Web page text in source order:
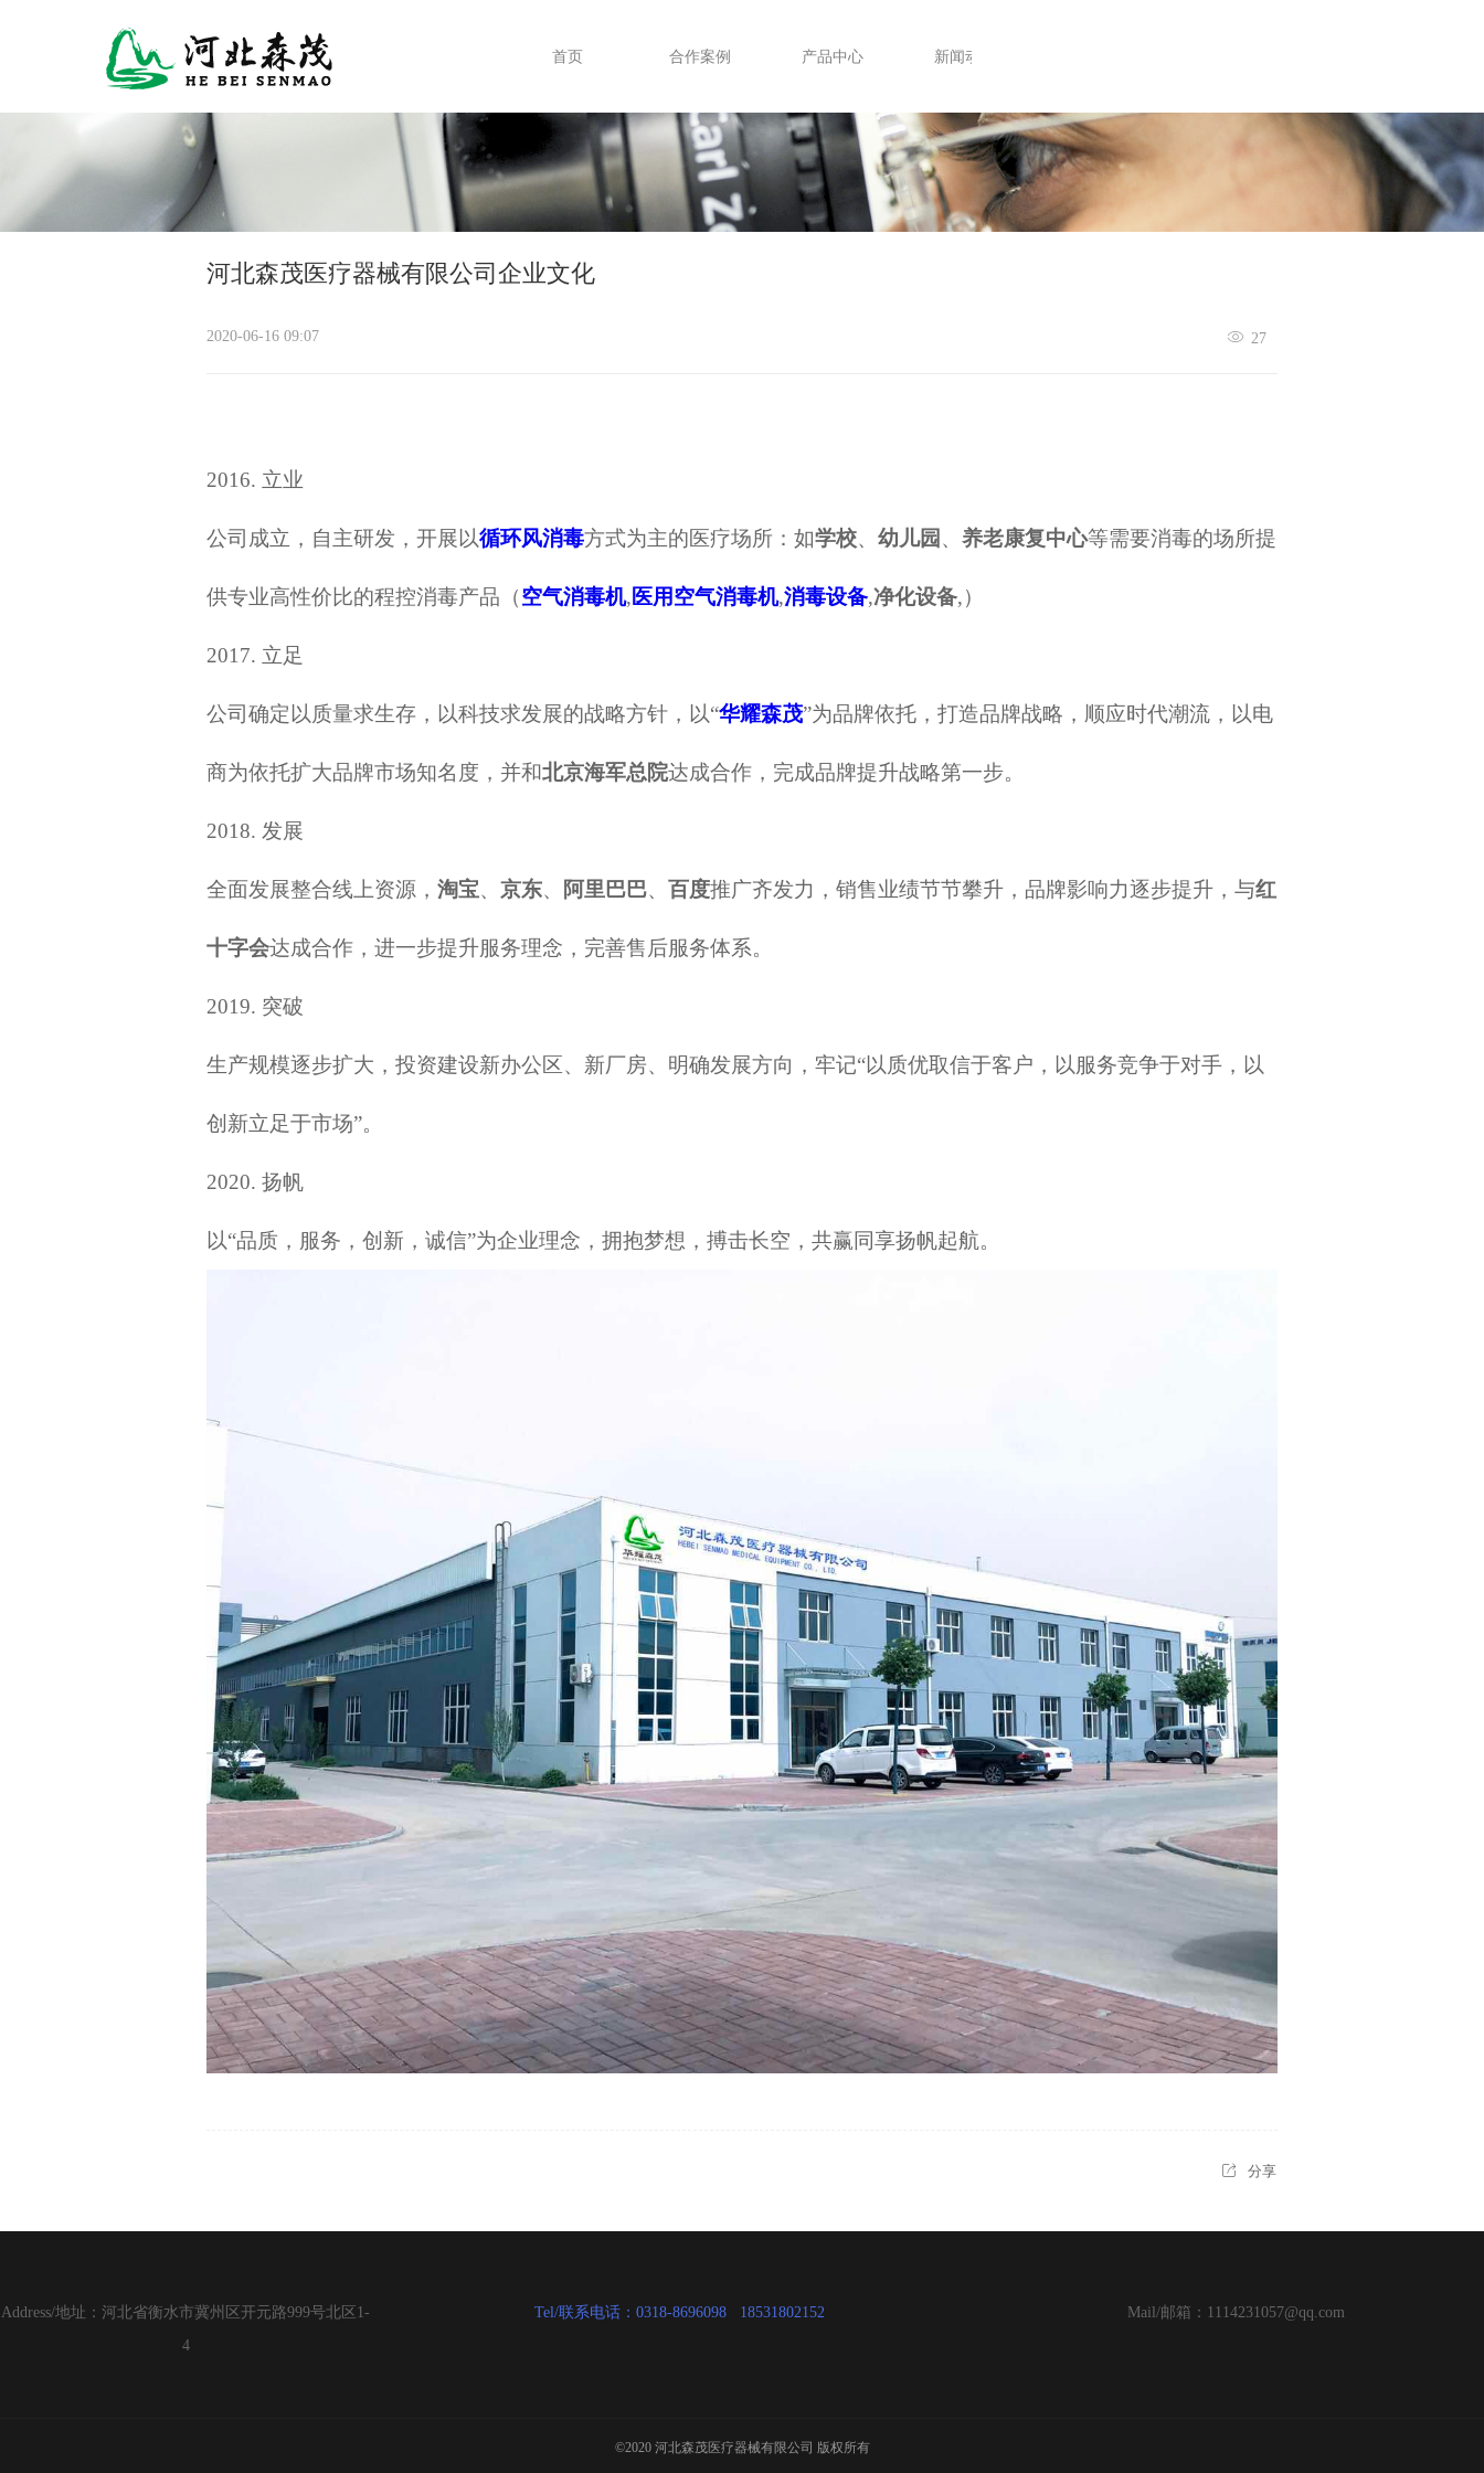
首页 合作案例 产品中心 新闻动态
河北森茂医疗器械有限公司企业文化
2020-06-16 09:07 27
2016. 立业
公司成立，自主研发，开展以循环风消毒方式为主的医疗场所：如学校、 幼儿园 、 养老康复中心等需要消毒的场所提
供专业高性价比的程控消毒产品（空气消毒机,医用空气消毒机,消毒设备,净化设备,）
2017. 立足
公司确定以质量求生存，以科技求发展的战略方针，以“华耀森茂”为品牌依托，打造品牌战略，顺应时代潮流，以电
商为依托扩大品牌市场知名度，并和北京海军总院达成合作，完成品牌提升战略第一步。
2018. 发展
全面发展整合线上资源， 淘宝、 京东、 阿里巴巴、 百度推广齐发力，销售业绩节节攀升，品牌影响力逐步提升，与红
十字会达成合作，进一步提升服务理念，完善售后服务体系。
2019. 突破
生产规模逐步扩大，投资建设新办公区、新厂房、明确发展方向，牢记“以质优取信于客户，以服务竞争于对手，以
创新立足于市场”。
2020. 扬帆
以“品质，服务，创新，诚信”为企业理念，拥抱梦想，搏击长空，共赢同享扬帆起航。
分享
Address/地址：河北省衡水市冀州区开元路999号北区1-
4
Tel/联系电话：0318-8696098   18531802152 Mail/邮箱：1114231057@qq.com
©2020 河北森茂医疗器械有限公司 版权所有